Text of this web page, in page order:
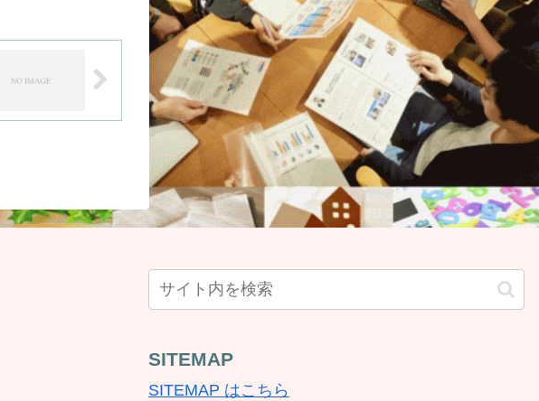
SITEMAP
SITEMAP はこちら